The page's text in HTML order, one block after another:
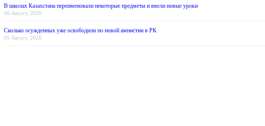
В школах Казахстана переименовали некоторые предметы и ввели новые уроки
06 Август, 2026
Сколько осужденных уже освободили по новой амнистии в РК
05 Август, 2026